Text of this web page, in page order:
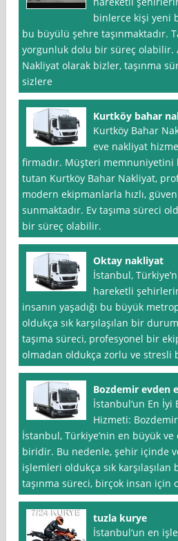
binlerce kişi yeni
bu büyülü şehre taşınmaktadır.
yorgunluk dolu bir süreç olabilir.
Nakliyat olarak bizler, taşınma
sizlere
Kurtköy bahar
Kurtköy Bahar
eve nakliyat
firmadır. Müşteri memnuniyetini
tutan Kurtköy Bahar Nakliyat,
modern ekipmanlarla hızlı,
sunmaktadır. Ev taşıma süreci
bir süreç olabilir.
Oktay nakliyat
İstanbul,
hareketli
insanın yaşadığı bu büyük
oldukça sık karşılaşılan bir
taşıma süreci, profesyonel bir
olmadan oldukça zorlu ve stresli
Bozdemir evden
İstanbul‘un En İyi
Hizmeti: Bozdemir
İstanbul, Türkiye’nin en büyük
biridir. Bu nedenle, şehir içinde
işlemleri oldukça sık
taşınma süreci, birçok insan için
tuzla kurye
İstanbul‘un en